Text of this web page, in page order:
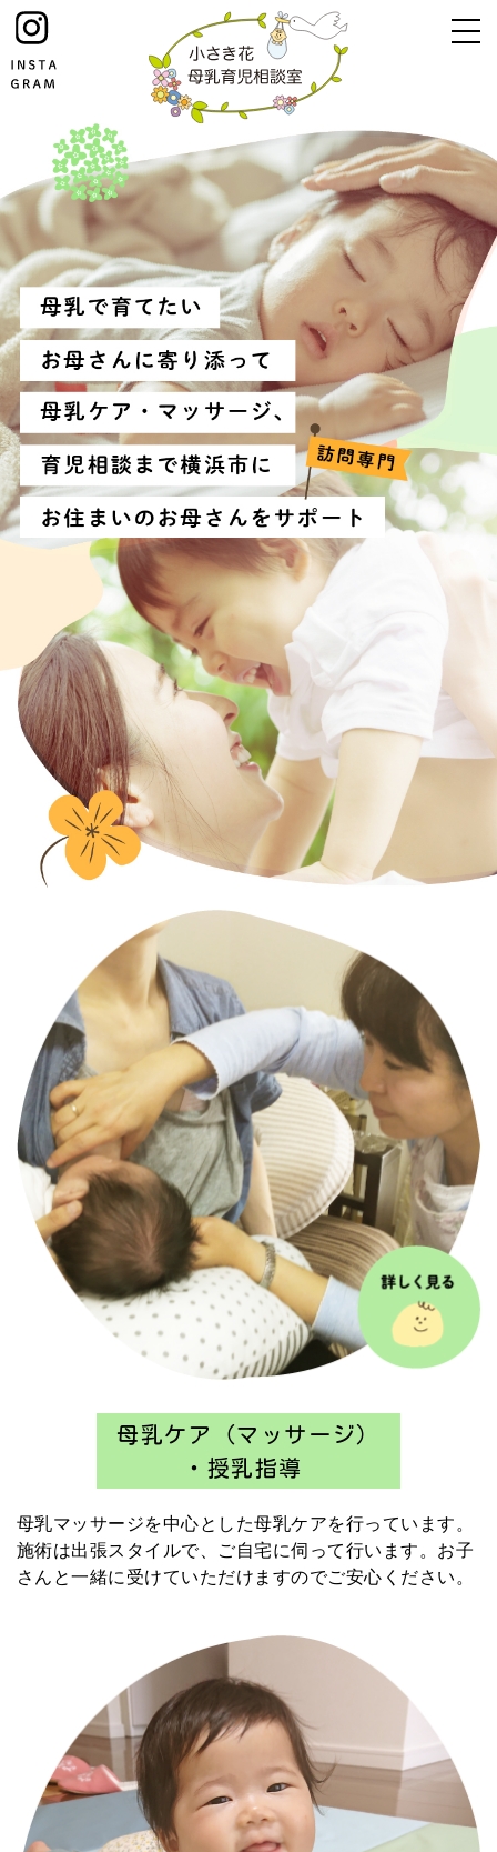
母乳ケア（マッサージ）
・授乳指導
母乳マッサージを中心とした母乳ケアを行っています。
施術は出張スタイルで、ご自宅に伺って行います。お子
さんと一緒に受けていただけますのでご安心ください。